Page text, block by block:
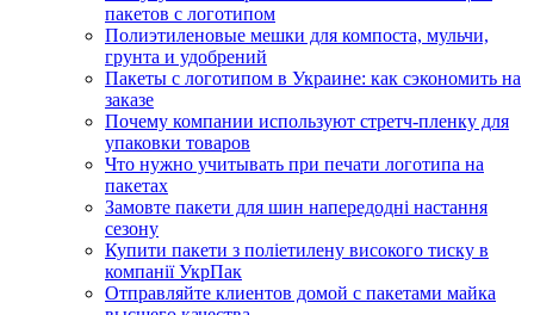
пакетов с логотипом
Полиэтиленовые мешки для компоста, мульчи,
грунта и удобрений
Пакеты с логотипом в Украине: как сэкономить на
заказе
Почему компании используют стретч-пленку для
упаковки товаров
Что нужно учитывать при печати логотипа на
пакетах
Замовте пакети для шин напередодні настання
сезону
Купити пакети з поліетилену високого тиску в
компанії УкрПак
Отправляйте клиентов домой с пакетами майка